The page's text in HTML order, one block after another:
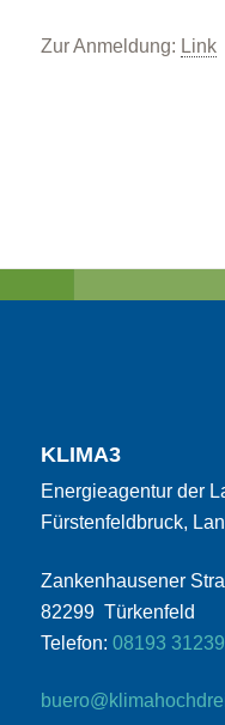
Zur Anmeldung: Link
KLIMA3
Energieagentur der
Fürstenfeldbruck,
Zankenhausener
82299 Türkenfeld
Telefon: 08193